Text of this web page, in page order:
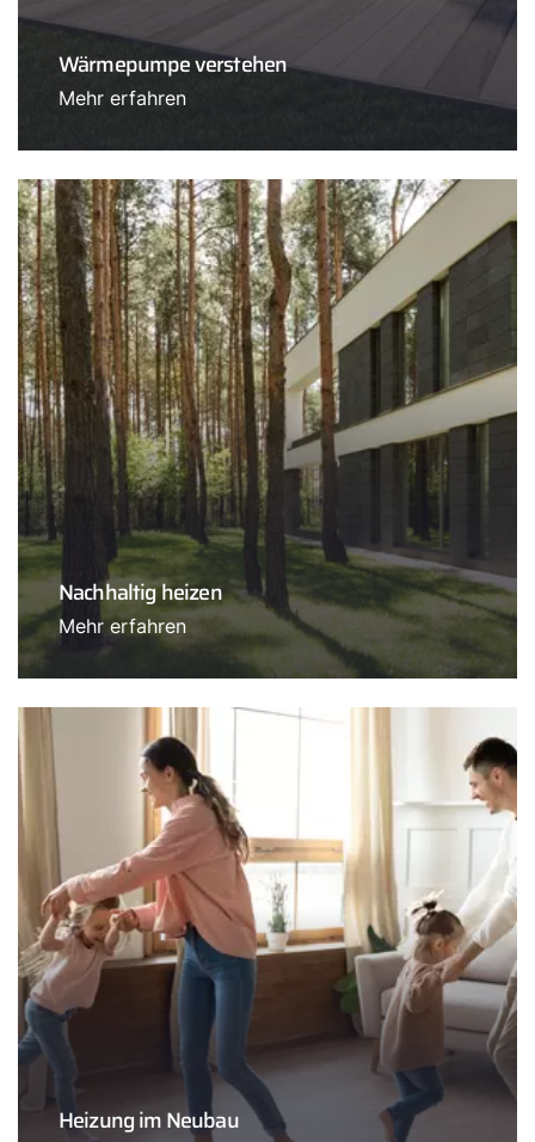
Wärmepumpe verstehen
Mehr erfahren
Nachhaltig heizen
Mehr erfahren
Heizung im Neubau